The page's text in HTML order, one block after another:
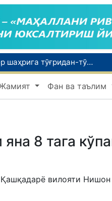
Тошкентдан Буюк Британиянинг Манчестер шаҳрига тўғридан-тўғри авиақатновларни йўлга қўйиш масаласи кўриб чиқилмоқда
Экологик экспертиза энди экологик хавфларни олдиндан бошқариш тизимига айланади
исийди
Фан ва таълим
8 тага
вилояти Нишон